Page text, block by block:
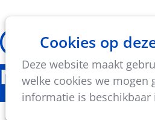
Cookies op
Deze website maakt
welke cookies we mogen
informatie is beschikbaar
Nieuws